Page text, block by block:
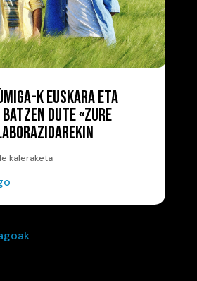
K EUSKARA ETA
DUTE «ZURE
kaleraketa